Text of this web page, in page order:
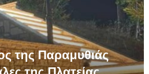
της Παραμυθιάς